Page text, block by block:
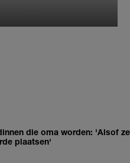
die oma worden: 'Alsof ze
plaatsen'